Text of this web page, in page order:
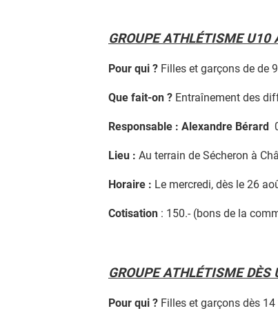
GROUPE ATHLÉTISME U10
Pour qui ? Filles et garçons de de
Que fait-on ? Entraînement des
Responsable : Alexandre Bérard
Lieu : Au terrain de Sécheron à
Horaire : Le mercredi, dès le 26
Cotisation : 150.- (bons de la
GROUPE ATHLÉTISME DÈS
Pour qui ? Filles et garçons dès 14